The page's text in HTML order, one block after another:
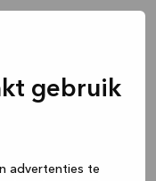
gebruik
advertenties te